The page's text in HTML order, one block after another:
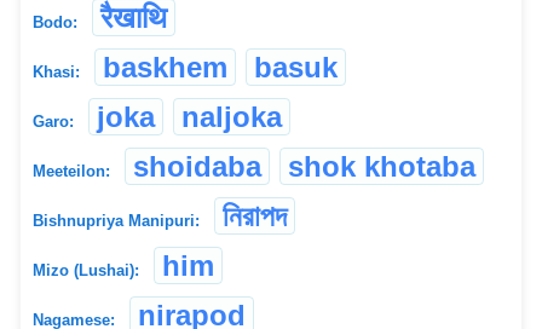
Bodo: रैखाथि
Khasi: baskhem basuk
Garo: joka naljoka
Meeteilon: shoidaba shok khotaba
Bishnupriya Manipuri: নিরাপদ
Mizo (Lushai): him
Nagamese: nirapod